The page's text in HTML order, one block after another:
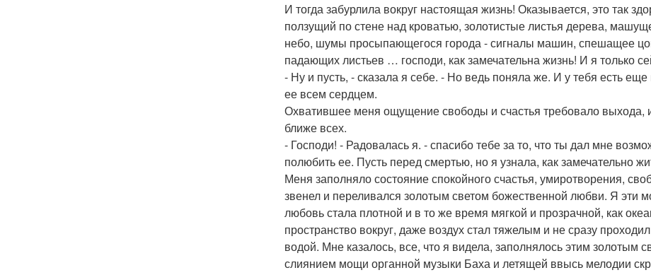
И тогда забурлила вокруг настоящая жизнь! Оказывается, это так
ползущий по стене над кроватью, золотистые листья дерева,
небо, шумы просыпающегося города - сигналы машин, спешащее
падающих листьев … господи, как замечательна жизнь! И я только
- Ну и пусть, - сказала я себе. - Но ведь поняла же. И у тебя есть
ее всем сердцем.
Охватившее меня ощущение свободы и счастья требовало выхода,
ближе всех.
- Господи! - Радовалась я. - спасибо тебе за то, что ты дал мне
полюбить ее. Пусть перед смертью, но я узнала, как замечательно
Меня заполняло состояние спокойного счастья, умиротворения,
звенел и переливался золотым светом божественной любви. Я
любовь стала плотной и в то же время мягкой и прозрачной, как
пространство вокруг, даже воздух стал тяжелым и не сразу
водой. Мне казалось, все, что я видела, заполнялось этим золотым
слиянием мощи органной музыки Баха и летящей ввысь мелодии